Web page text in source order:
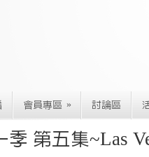
會員專區 » 討論區
第五集~Las